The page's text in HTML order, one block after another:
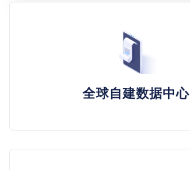
全球自建数据中心